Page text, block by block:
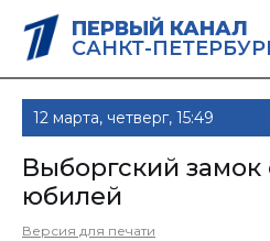
ПЕРВЫЙ КАНАЛ
САНКТ-
12 марта, четверг, 15:49
Выборгский замок
юбилей
Версия для печати